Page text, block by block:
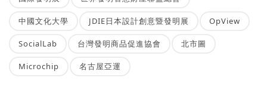
中國文化大學 JDIE日本設計創意暨發明展 OpView
SocialLab 台灣發明商品促進協會 北市圖
Microchip 名古屋亞運